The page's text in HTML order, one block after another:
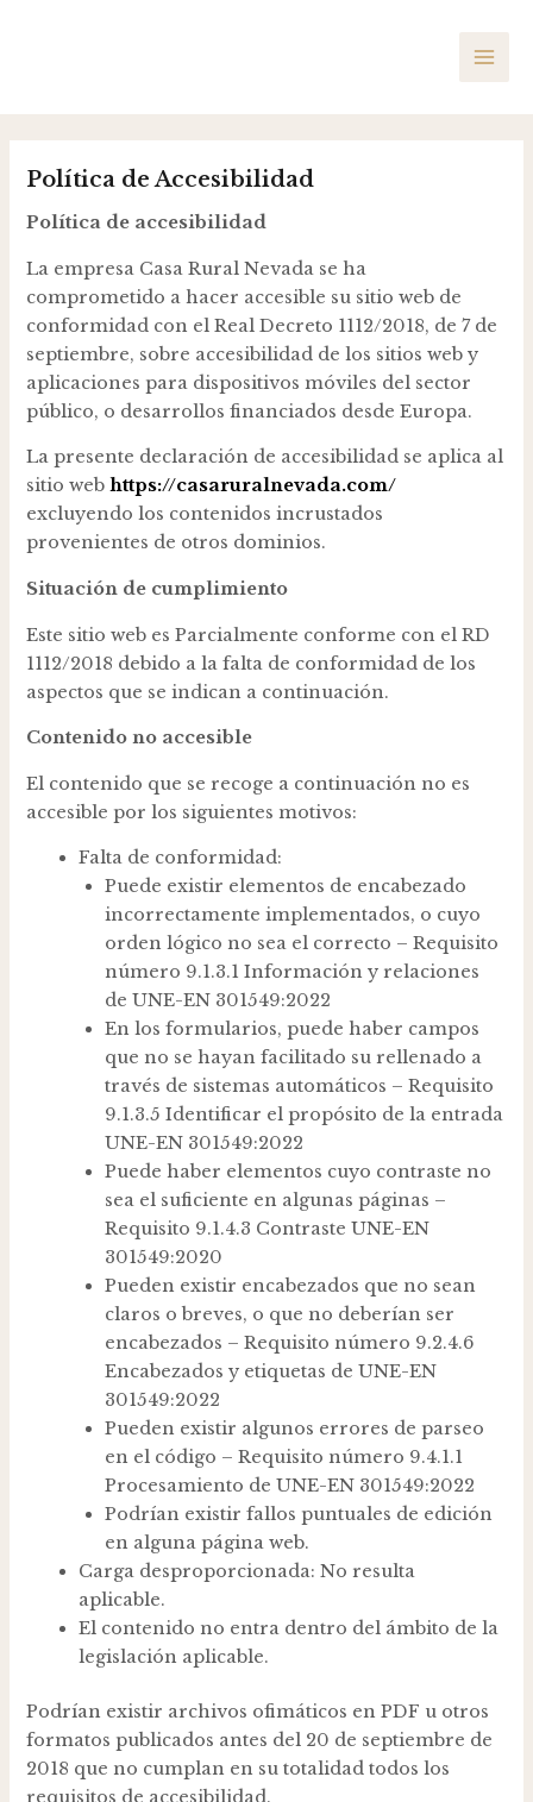
Política de Accesibilidad
Política de accesibilidad
La empresa Casa Rural Nevada se ha
comprometido a hacer accesible su sitio web de
conformidad con el Real Decreto 1112/2018, de 7 de
septiembre, sobre accesibilidad de los sitios web y
aplicaciones para dispositivos móviles del sector
público, o desarrollos financiados desde Europa.
La presente declaración de accesibilidad se aplica al
sitio webhttps://casaruralnevada.com/
excluyendo los contenidos incrustados
provenientes de otros dominios.
Situación de cumplimiento
Este sitio web es Parcialmente conforme con el RD
1112/2018 debido a la falta de conformidad de los
aspectos que se indican a continuación.
Contenido no accesible
El contenido que se recoge a continuación no es
accesible por los siguientes motivos:
Falta de conformidad:
Puede existir elementos de encabezado
incorrectamente implementados, o cuyo
orden lógico no sea el correcto – Requisito
número 9.1.3.1 Información y relaciones
de UNE-EN 301549:2022
En los formularios, puede haber campos
que no se hayan facilitado su rellenado a
través de sistemas automáticos – Requisito
9.1.3.5 Identificar el propósito de la entrada
UNE-EN 301549:2022
Puede haber elementos cuyo contraste no
sea el suficiente en algunas páginas –
Requisito 9.1.4.3 Contraste UNE-EN
301549:2020
Pueden existir encabezados que no sean
claros o breves, o que no deberían ser
encabezados – Requisito número 9.2.4.6
Encabezados y etiquetas de UNE-EN
301549:2022
Pueden existir algunos errores de parseo
en el código – Requisito número 9.4.1.1
Procesamiento de UNE-EN 301549:2022
Podrían existir fallos puntuales de edición
en alguna página web.
Carga desproporcionada: No resulta
aplicable.
El contenido no entra dentro del ámbito de la
legislación aplicable.
Podrían existir archivos ofimáticos en PDF u otros
formatos publicados antes del 20 de septiembre de
2018 que no cumplan en su totalidad todos los
requisitos de accesibilidad.